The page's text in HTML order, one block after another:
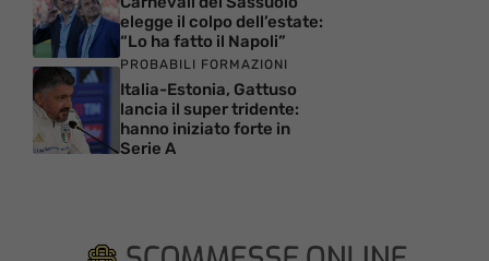
elegge il colpo dell’estate:
“Lo ha fatto il Napoli”
PROBABILI FORMAZIONI
Italia-Estonia, Gattuso
lancia il super tridente:
hanno iniziato forte in
Serie A